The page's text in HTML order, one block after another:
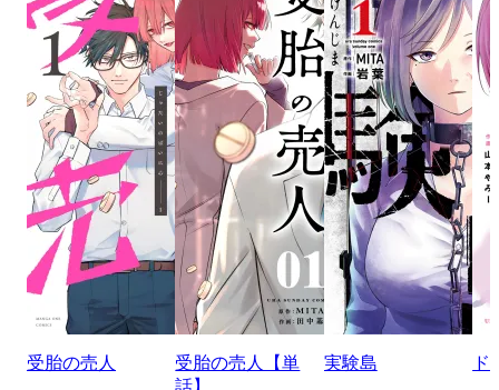
受胎の売人
受胎の売人【単
話】
実験島 ド